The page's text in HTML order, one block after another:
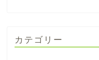
カテゴリー